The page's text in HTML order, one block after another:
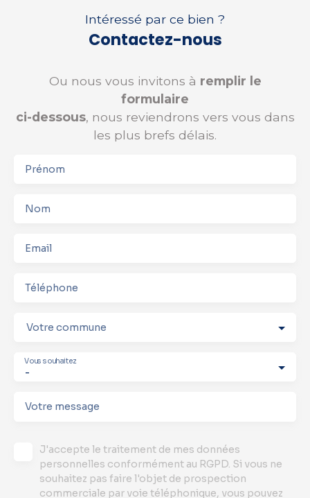
Intéressé par ce bien ?
Contactez-nous
Ou nous vous invitons à remplir le
formulaire
ci-dessous, nous reviendrons vers vous dans
les plus brefs délais.
Prénom
Nom
Email
Téléphone
Votre commune
-
Vous souhaitez
Votre message
J'accepte le traitement de mes données
personnelles conformément au RGPD. Si vous ne
souhaitez pas faire l'objet de prospection
commerciale par voie téléphonique, vous pouvez